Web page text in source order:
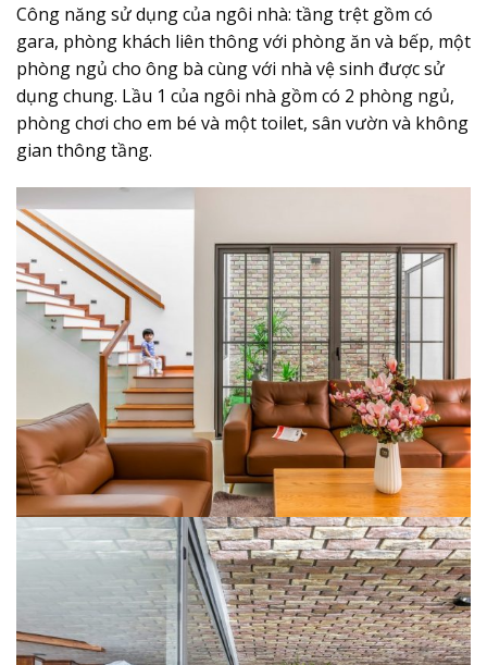
Công năng sử dụng của ngôi nhà: tầng trệt gồm có
gara, phòng khách liên thông với phòng ăn và bếp, một
phòng ngủ cho ông bà cùng với nhà vệ sinh được sử
dụng chung. Lầu 1 của ngôi nhà gồm có 2 phòng ngủ,
phòng chơi cho em bé và một toilet, sân vườn và không
gian thông tầng.